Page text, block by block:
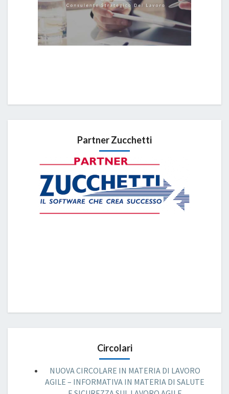
Partner Zucchetti
Circolari
NUOVA CIRCOLARE IN MATERIA DI LAVORO
AGILE – INFORMATIVA IN MATERIA DI SALUTE